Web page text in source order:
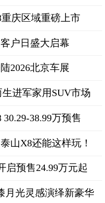
庆区域重磅上市
户日盛大启幕
2026北京车展
进军家用SUV市场
38.99万预售
山X8还能这样玩！
启预售24.99万元起
月光灵感演绎新豪华